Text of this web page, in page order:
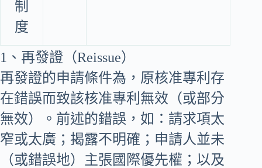
制
度
1、再發證（Reissue）
再發證的申請條件為，原核准專利存
在錯誤而致該核准專利無效（或部分
無效）。前述的錯誤，如：請求項太
窄或太廣；揭露不明確；申請人並未
（或錯誤地）主張國際優先權；以及